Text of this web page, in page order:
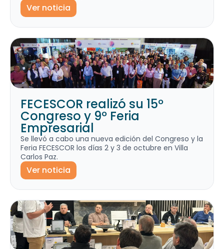
Ver noticia
FECESCOR realizó su 15º
Congreso y 9º Feria
Empresarial
Se llevó a cabo una nueva edición del Congreso y la
Feria FECESCOR los días 2 y 3 de octubre en Villa
Carlos Paz.
Ver noticia